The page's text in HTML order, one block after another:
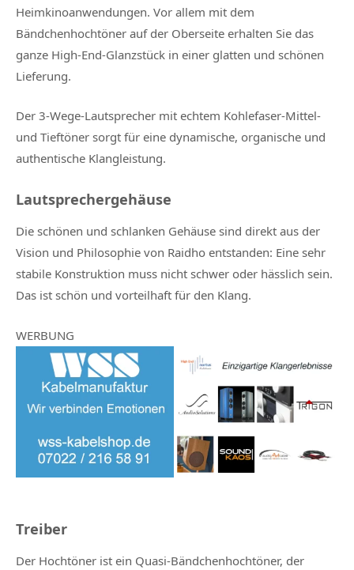
Heimkinoanwendungen. Vor allem mit dem
Bändchenhochtöner auf der Oberseite erhalten Sie das
ganze High-End-Glanzstück in einer glatten und schönen
Lieferung.
Der 3-Wege-Lautsprecher mit echtem Kohlefaser-Mittel-
und Tieftöner sorgt für eine dynamische, organische und
authentische Klangleistung.
Lautsprechergehäuse
Die schönen und schlanken Gehäuse sind direkt aus der
Vision und Philosophie von Raidho entstanden: Eine sehr
stabile Konstruktion muss nicht schwer oder hässlich sein.
Das ist schön und vorteilhaft für den Klang.
WERBUNG
Treiber
Der Hochtöner ist ein Quasi-Bändchenhochtöner, der